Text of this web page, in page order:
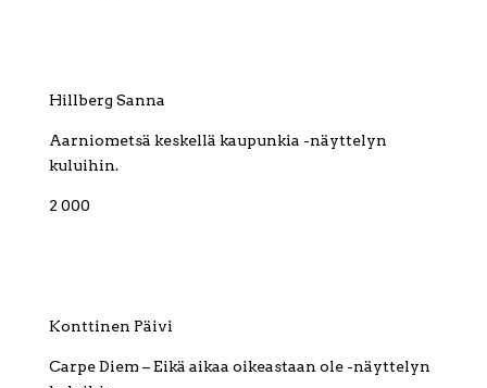
Hillberg Sanna
Aarniometsä keskellä kaupunkia -näyttelyn
kuluihin.
2 000
Konttinen Päivi
Carpe Diem – Eikä aikaa oikeastaan ole -näyttelyn